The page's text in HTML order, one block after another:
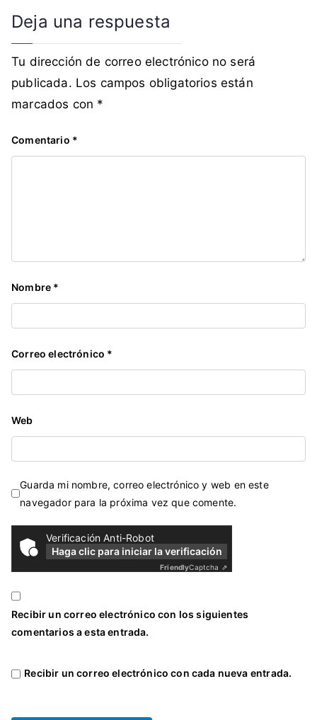
Deja una respuesta
Tu dirección de correo electrónico no será
publicada. Los campos obligatorios están
marcados con *
Comentario *
Nombre *
Correo electrónico *
Web
Guarda mi nombre, correo electrónico y web en este
navegador para la próxima vez que comente.
Verificación Anti-Robot
Haga clic para iniciar la verificación
FriendlyCaptcha ⇗
Recibir un correo electrónico con los siguientes
comentarios a esta entrada.
Recibir un correo electrónico con cada nueva entrada.